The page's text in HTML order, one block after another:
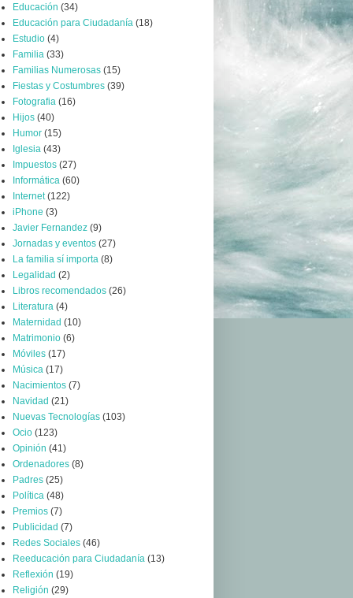
Educación (34)
Educación para Ciudadanía (18)
Estudio (4)
Familia (33)
Familias Numerosas (15)
Fiestas y Costumbres (39)
Fotografia (16)
Hijos (40)
Humor (15)
Iglesia (43)
Impuestos (27)
Informática (60)
Internet (122)
iPhone (3)
Javier Fernandez (9)
Jornadas y eventos (27)
La familia sí importa (8)
Legalidad (2)
Libros recomendados (26)
Literatura (4)
Maternidad (10)
Matrimonio (6)
Móviles (17)
Música (17)
Nacimientos (7)
Navidad (21)
Nuevas Tecnologías (103)
Ocio (123)
Opinión (41)
Ordenadores (8)
Padres (25)
Política (48)
Premios (7)
Publicidad (7)
Redes Sociales (46)
Reeducación para Ciudadanía (13)
Reflexión (19)
Religión (29)